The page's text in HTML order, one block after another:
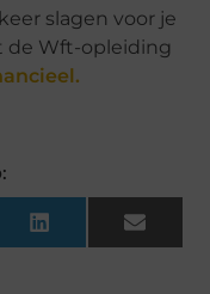
slagen voor je
de Wft-opleiding
LinkedIn Email